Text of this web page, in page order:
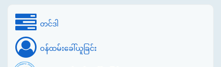
တင်ဒါ
ဝန်ထမ်းခေါ်ယူခြင်း